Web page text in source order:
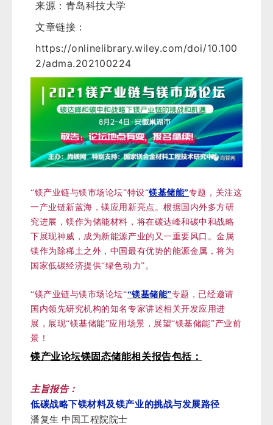
来源：青岛科技大学
文章链接：
https://onlinelibrary.wiley.com/doi/10.100
2/adma.202100224
“镁产业链与镁市场论坛”特设“镁基储能”专题，关注这
一产业链新蓝海，镁应用新亮点。根据国内外多方研
究进展，镁作为储能材料，将在碳达峰和碳中和战略
下展现神威，成为新能源产业的又一重要风口。金属
镁作为除稀土之外，中国最有优势的能源金属，将为
国家低碳经济提供“绿色动力”。
“镁产业链与镁市场论坛““镁基储能”专题，已经邀请
国内领先研究机构的知名专家讲述相关开发应用进
展，展现“镁基储能”应用场景，展望“镁基储能”产业前
景！
镁产业论坛镁固态储能相关报告包括：
主旨报告：
低碳战略下镁材料及镁产业的挑战与发展路径
潘复生 中国工程院院士